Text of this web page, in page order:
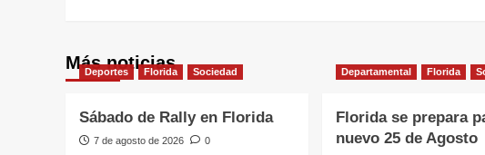
Más noticias
Deportes Florida Sociedad
Sábado de Rally en Florida
7 de agosto de 2026 0
Departamental Florida
Florida se prepara
nuevo 25 de Agosto